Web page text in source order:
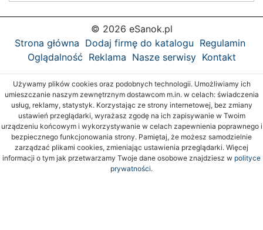
© 2026 eSanok.pl
Strona główna Dodaj firmę do katalogu Regulamin
Oglądalność Reklama Nasze serwisy Kontakt
Używamy plików cookies oraz podobnych technologii. Umożliwiamy ich
umieszczanie naszym zewnętrznym dostawcom m.in. w celach: świadczenia
usług, reklamy, statystyk. Korzystając ze strony internetowej, bez zmiany
ustawień przeglądarki, wyrażasz zgodę na ich zapisywanie w Twoim
urządzeniu końcowym i wykorzystywanie w celach zapewnienia poprawnego i
bezpiecznego funkcjonowania strony. Pamiętaj, że możesz samodzielnie
zarządzać plikami cookies, zmieniając ustawienia przeglądarki. Więcej
informacji o tym jak przetwarzamy Twoje dane osobowe znajdziesz w polityce
prywatności.